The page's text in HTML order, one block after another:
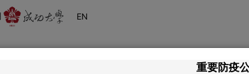
EN
疫情相關
重要防疫